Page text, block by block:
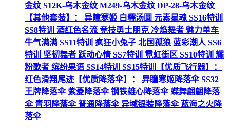
金纹 S12K-乌木金纹 M249-乌木金纹 DP-28-乌木金纹
【其他套装】： 异瞳寒姬 白糯汤圆 元素星魂 SS16特训
SS8特训 酒红色名流 竞技勇士朋克 冷焰舞者 魅力单车
牛气满满 SS11特训 疯狂小兔子 北国孤狼 蓝彩潮人 SS6
特训 坚韧舞者 跃动心情 SS7特训 霓虹街区 SS10特训 耀
粉歌者 缤纷果语 SS14特训 SS15特训【优质飞行器】：
红色滑翔尾迹【优质降落伞】： 异瞳寒姬降落伞 SS32
王牌降落伞 紫菱降落伞 钢铁雄心降落伞 蝶舞翩翩降落
伞 青羽降落伞 普通降落伞 异域银装降落伞 蓝海之火降
落伞